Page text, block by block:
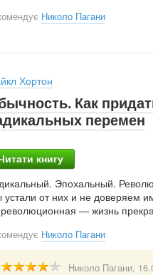
Николо Пагани
Хортон
Как
перемен
книгу
Эпохальный.
от них и не доверяем
— жизнь
Николо Пагани
Николо Пагани,